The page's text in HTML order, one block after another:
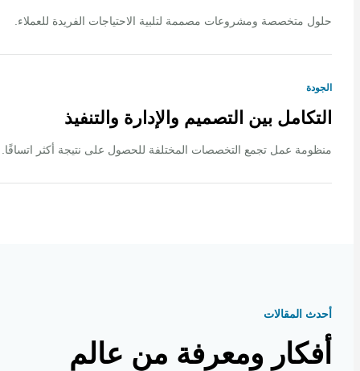
متخصصة ومشروعات مصممة لتلبية الاحتياجات الفريدة للعملاء.
بين التصميم والإدارة والتنفيذ
عمل تجمع التخصصات المختلفة للحصول على نتيجة أكثر اتساقًا.
المقالات
ومعرفة من عالم